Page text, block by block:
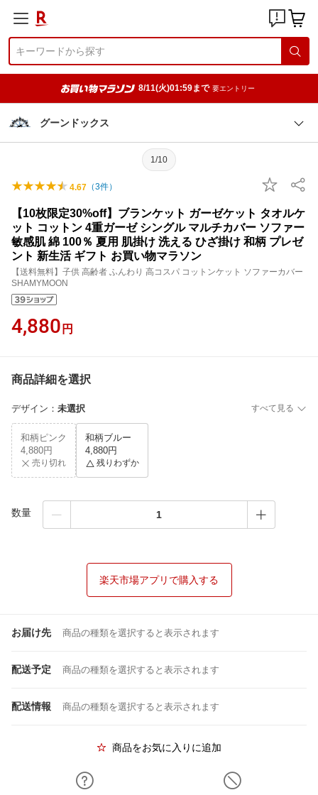
8/11(火)01:59まで 要エントリー
グーンドックス
1/10
4.67 （3件）
【10枚限定30%off】ブランケット ガーゼケット タオルケ
ット コットン 4重ガーゼ シングル マルチカバー ソファー
敏感肌 綿 100％ 夏用 肌掛け 洗える ひざ掛け 和柄 プレゼ
ント 新生活 ギフト お買い物マラソン
【送料無料】子供 高齢者 ふんわり 高コスパ コットンケット ソファーカバー
SHAMYMOON
4,880 円
商品詳細を選択
デザイン ： 未選択 すべて見る
和柄ピンク
4,880円
売り切れ
和柄ブルー
4,880円
残りわずか
数量
楽天市場アプリで購入する
お届け先 商品の種類を選択すると表示されます
配送予定 商品の種類を選択すると表示されます
配送情報 商品の種類を選択すると表示されます
商品をお気に入りに追加